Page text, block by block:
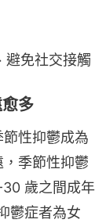
避免社交接觸
多
性抑鬱成為
季節性抑鬱
歲之間成年
鬱症者為女